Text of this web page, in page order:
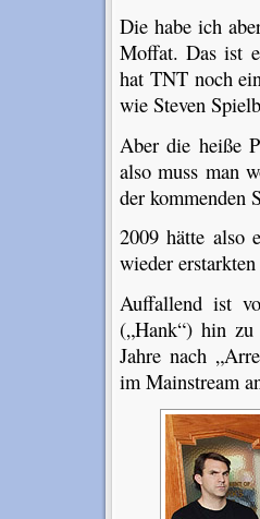
Die habe ich
Moffat. Das ist
hat TNT noch
wie Steven
Aber die heiße
also muss man
der kommenden
2009 hätte also
wieder erstarkten
Auffallend ist
(„Hank“) hin
Jahre nach
im Mainstream